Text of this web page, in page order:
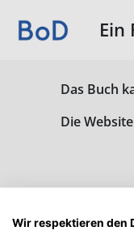
Ein
Das Buch
Die
Wir respektieren den